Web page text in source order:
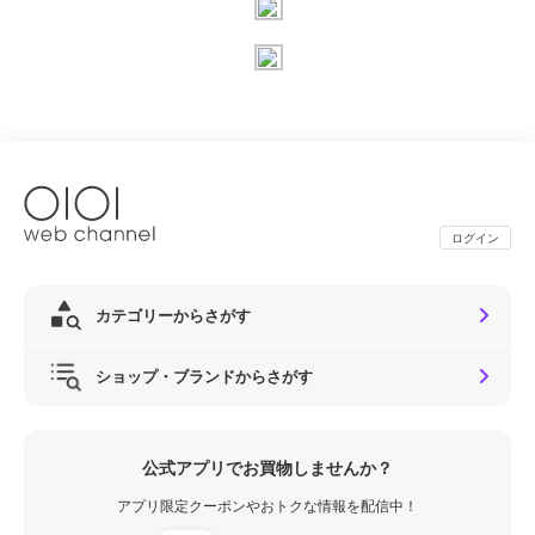
ログイン
カテゴリーからさがす
ショップ・ブランドからさがす
公式アプリでお買物しませんか？
アプリ限定クーポンやおトクな情報を配信中！